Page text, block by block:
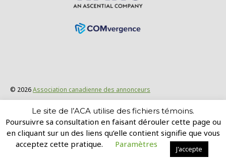
© 2026Association canadienne des annonceurs
Politique de confidentialité et énoncé juridique
Site conçu par : GravityInc.ca
Le site de l’ACA utilise des fichiers témoins.
Poursuivre sa consultation en faisant dérouler cette page ou
en cliquant sur un des liens qu’elle contient signifie que vous
acceptez cette pratique.
Paramètres J'accepte